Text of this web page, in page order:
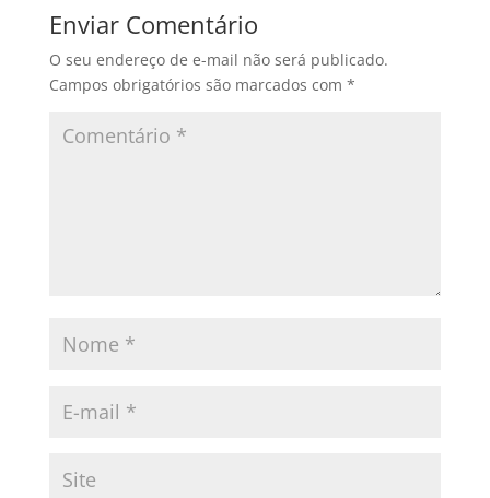
Enviar Comentário
O seu endereço de e-mail não será publicado.
Campos obrigatórios são marcados com *